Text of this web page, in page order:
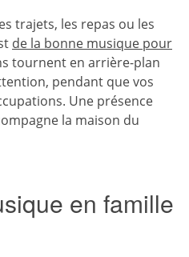
trajets, les repas ou les
de la bonne musique pour
tournent en arrière-plan
pendant que vos
Une présence
la maison du
en famille